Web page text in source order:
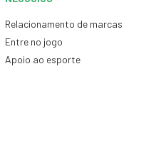
Relacionamento de marcas
Entre no jogo
Apoio ao esporte